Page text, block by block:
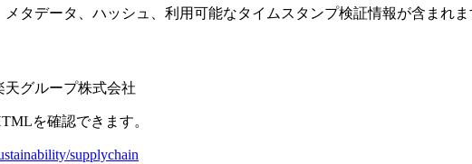
タデータ、ハッシュ、利用可能なタイムスタンプ検証情報が含まれま
グループ株式会社
を確認できます。
supplychain